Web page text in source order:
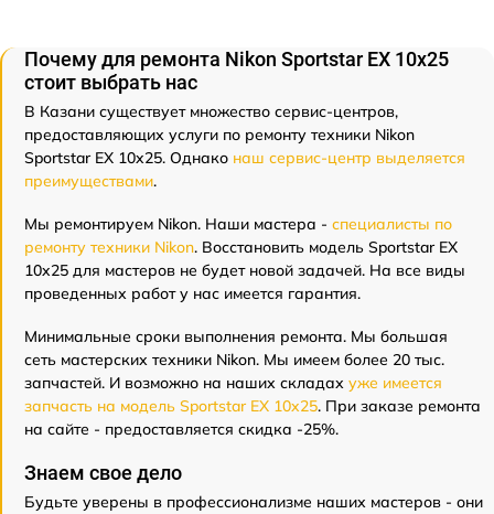
Почему для ремонта Nikon Sportstar EX 10x25
стоит выбрать нас
В Казани существует множество сервис-центров,
предоставляющих услуги по ремонту техники Nikon
Sportstar EX 10x25. Однако наш сервис-центр выделяется
преимуществами.
Мы ремонтируем Nikon. Наши мастера - специалисты по
ремонту техники Nikon. Восстановить модель Sportstar EX
10x25 для мастеров не будет новой задачей. На все виды
проведенных работ у нас имеется гарантия.
Минимальные сроки выполнения ремонта. Мы большая
сеть мастерских техники Nikon. Мы имеем более 20 тыс.
запчастей. И возможно на наших складах уже имеется
запчасть на модель Sportstar EX 10x25. При заказе ремонта
на сайте - предоставляется скидка -25%.
Знаем свое дело
Будьте уверены в профессионализме наших мастеров - они